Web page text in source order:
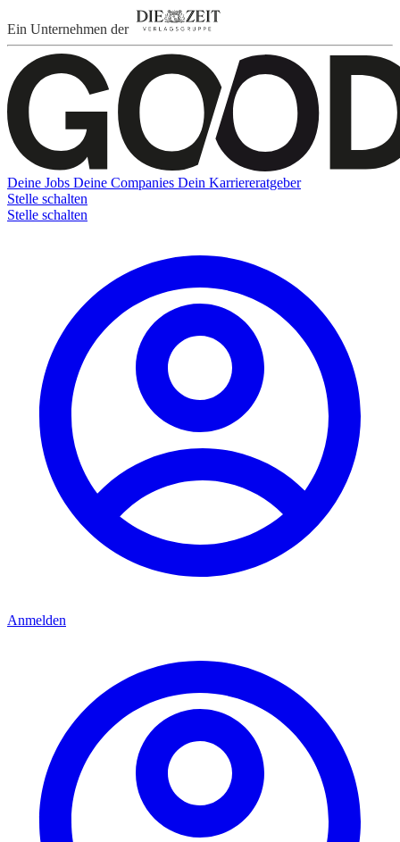
Ein Unternehmen der
Deine Jobs Deine Companies Dein Karriereratgeber
Stelle schalten
Stelle schalten
Anmelden